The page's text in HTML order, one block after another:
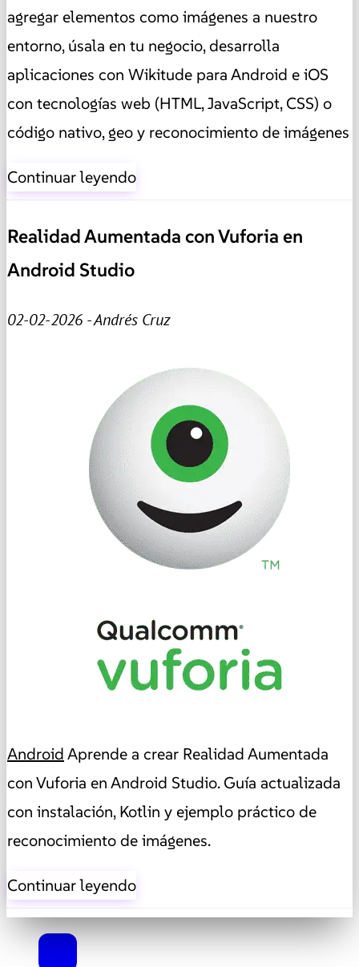
agregar elementos como imágenes a nuestro
entorno, úsala en tu negocio, desarrolla
aplicaciones con Wikitude para Android e iOS
con tecnologías web (HTML, JavaScript, CSS) o
código nativo, geo y reconocimiento de imágenes
Continuar leyendo
Realidad Aumentada con Vuforia en
Android Studio
02-02-2026 - Andrés Cruz
AndroidAprende a crear Realidad Aumentada
con Vuforia en Android Studio. Guía actualizada
con instalación, Kotlin y ejemplo práctico de
reconocimiento de imágenes.
Continuar leyendo